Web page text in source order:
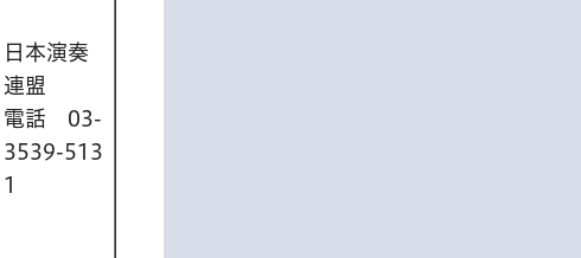
日本演奏
連盟
電話 03-
3539-513
1